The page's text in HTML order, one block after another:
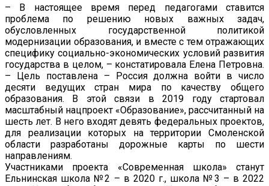
– В настоящее время перед педагогами ставится
проблема по решению новых важных задач,
обусловленных государственной политикой
модернизации образования, и вместе с тем отражающих
специфику социально-экономических условий развития
государства в целом, – констатировала Елена Петровна.
– Цель поставлена – Россия должна войти в число
десяти ведущих стран мира по качеству общего
образования. В этой связи в 2019 году стартовал
масштабный нацпроект «Образование», рассчитанный на
шесть лет. В него входят девять федеральных проектов,
для реализации которых на территории Смоленской
области разработаны дорожные карты по шести
направлениям.
Участниками проекта «Современная школа» станут
Ельнинская школа №2 – в 2020 г., школа №3 – в 2022